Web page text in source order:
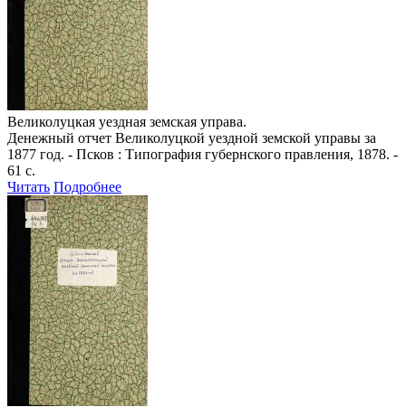
Великолуцкая уездная земская управа.
Денежный отчет Великолуцкой уездной земской управы за
1877 год. - Псков : Типография губернского правления, 1878. -
61 с.
Читать Подробнее